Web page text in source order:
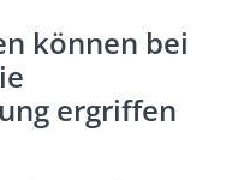
können bei
ergriffen